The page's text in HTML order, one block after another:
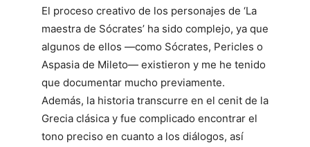
El proceso creativo de los personajes de ‘La
maestra de Sócrates’ ha sido complejo, ya que
algunos de ellos —como Sócrates, Pericles o
Aspasia de Mileto— existieron y me he tenido
que documentar mucho previamente.
Además, la historia transcurre en el cenit de la
Grecia clásica y fue complicado encontrar el
tono preciso en cuanto a los diálogos, así